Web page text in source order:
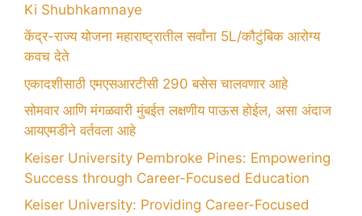
Ki Shubhkamnaye
केंद्र-राज्य योजना महाराष्ट्रातील सर्वांना 5L/कौटुंबिक आरोग्य
कवच देते
एकादशीसाठी एमएसआरटीसी 290 बसेस चालवणार आहे
सोमवार आणि मंगळवारी मुंबईत लक्षणीय पाऊस होईल, असा अंदाज
आयएमडीने वर्तवला आहे
Keiser University Pembroke Pines: Empowering
Success through Career-Focused Education
Keiser University: Providing Career-Focused